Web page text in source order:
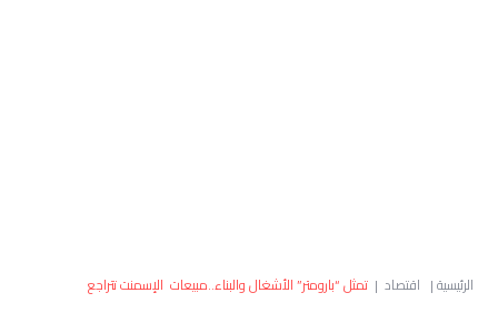
العالم الرئيسية| اقتصاد | تمثل “بارومتر” الأشغال والبناء..مبيعات الإسمنت تتراجع